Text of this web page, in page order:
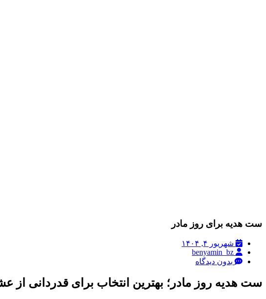
ست هدیه برای روز مادر
شهریور ۴, ۱۴۰۴
benyamin_bz
بدون دیدگاه
ست هدیه روز مادر؛ بهترین انتخاب برای قدردانی از